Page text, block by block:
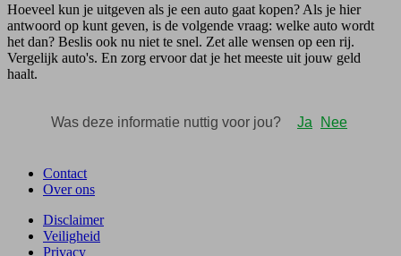
Hoeveel kun je uitgeven als je een auto gaat kopen? Als je hier
antwoord op kunt geven, is de volgende vraag: welke auto wordt
het dan? Beslis ook nu niet te snel. Zet alle wensen op een rij.
Vergelijk auto's. En zorg ervoor dat je het meeste uit jouw geld
haalt.
Contact
Over ons
Disclaimer
Veiligheid
Privacy